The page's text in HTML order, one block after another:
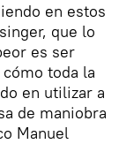
en estos
que lo
es ser
cómo toda la
en utilizar a
de maniobra
Manuel